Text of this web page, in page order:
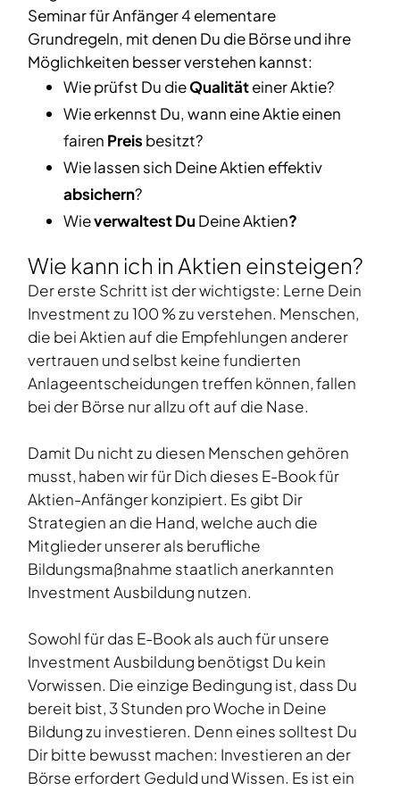
Seminar für Anfänger 4 elementare
Grundregeln, mit denen Du die Börse und ihre
Möglichkeiten besser verstehen kannst:
Wie prüfst Du dieQualitäteiner Aktie?
Wie erkennst Du, wann eine Aktie einen
fairen Preis besitzt?
Wie lassen sich Deine Aktien effektiv
absichern?
Wieverwaltest Du Deine Aktien?
Wie kann ich in Aktien einsteigen?
Der erste Schritt ist der wichtigste: Lerne Dein
Investment zu 100 % zu verstehen. Menschen,
die bei Aktien auf die Empfehlungen anderer
vertrauen und selbst keine fundierten
Anlageentscheidungen treffen können, fallen
bei der Börse nur allzu oft auf die Nase.
Damit Du nicht zu diesen Menschen gehören
musst, haben wir für Dich dieses E-Book für
Aktien-Anfänger konzipiert. Es gibt Dir
Strategien an die Hand, welche auch die
Mitglieder unserer als berufliche
Bildungsmaßnahme staatlich anerkannten
Investment Ausbildung nutzen.
Sowohl für das E-Book als auch für unsere
Investment Ausbildung benötigst Du kein
Vorwissen. Die einzige Bedingung ist, dass Du
bereit bist, 3 Stunden pro Woche in Deine
Bildung zu investieren. Denn eines solltest Du
Dir bitte bewusst machen: Investieren an der
Börse erfordert Geduld und Wissen. Es ist ein